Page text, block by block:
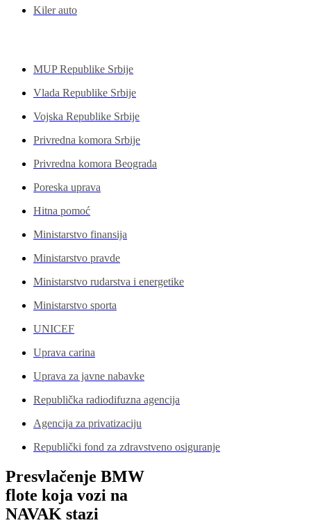
Kiler auto
MUP Republike Srbije
Vlada Republike Srbije
Vojska Republike Srbije
Privredna komora Srbije
Privredna komora Beograda
Poreska uprava
Hitna pomoć
Ministarstvo finansija
Ministarstvo pravde
Ministarstvo rudarstva i energetike
Ministarstvo sporta
UNICEF
Uprava carina
Uprava za javne nabavke
Republička radiodifuzna agencija
Agencija za privatizaciju
Republički fond za zdravstveno osiguranje
Presvlačenje BMW
flote koja vozi na
NAVAK stazi